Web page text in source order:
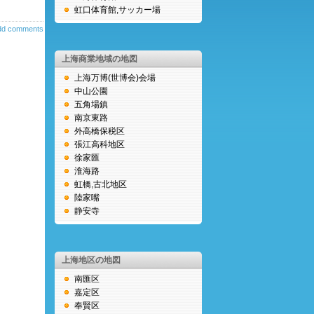
comments
虹口体育館,サッカー場
上海商業地域の地図
上海万博(世博会)会場
中山公園
五角場鎮
南京東路
外高橋保税区
張江高科地区
徐家匯
淮海路
虹橋,古北地区
陸家嘴
静安寺
上海地区の地図
南匯区
嘉定区
奉賢区